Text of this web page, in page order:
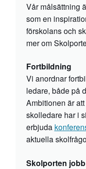
Vår målsättning
som en
förskolans och
mer om
Fortbildning
Vi anordnar
ledare, både på
Ambitionen är
skolledare har i
erbjuda
aktuella
Skolporten jobb